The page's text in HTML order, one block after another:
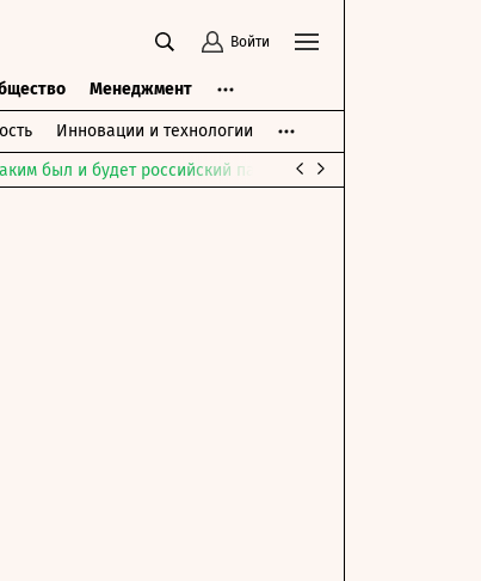
Войти
Менеджмент
Инновации и технологии
был и будет российский парламент